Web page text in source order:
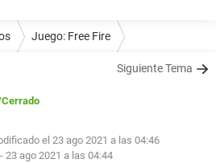
Juego: Free Fire
Siguiente Tema
el 23 ago 2021 a las 04:46
- 23 ago 2021 a las 04:44